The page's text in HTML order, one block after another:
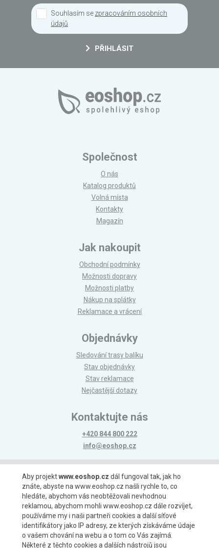
Souhlasím se zpracováním osobních
údajů
PŘIHLÁSIT
Společnost
O nás
Katalog produktů
Volná místa
Kontakty
Magazín
Jak nakoupit
Obchodní podmínky
Možnosti dopravy
Možnosti platby
Nákup na splátky
Reklamace a vrácení
Objednávky
Sledování trasy balíku
Stav objednávky
Stav reklamace
Nejčastější dotazy
Kontaktujte nás
+420 844 800 222
info@eoshop.cz
Možnosti platby
Možnosti dopravy
Aby projektwww.eoshop.cz dál fungoval tak, jak ho
znáte, abyste na www.eoshop.cz našli rychle to, co
hledáte, abychom vás neobtěžovali nevhodnou
reklamou, abychom mohli www.eoshop.cz dále rozvíjet,
používáme my i naši partneři cookies a další síťové
identifikátory jako IP adresy, ze kterých získáváme údaje
o vašem chování na webu a o tom co Vás zajímá.
Některé z těchto cookies a dalších nástrojů jsou